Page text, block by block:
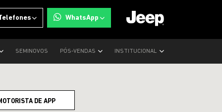
WhatsApp
SEMINOVOS PÓS-VENDAS INSTITUCIONAL
DE APP